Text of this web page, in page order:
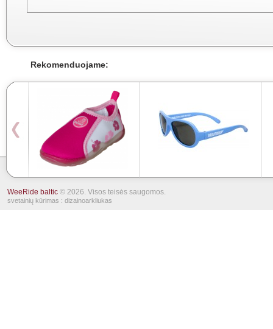
Rekomenduojame:
WeeRide baltic © 2026. Visos teisės saugomos.
svetainių kūrimas : dizainoarkliukas